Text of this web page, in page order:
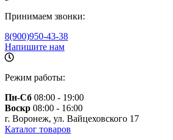
Принимаем звонки:
8(900)950-43-38
Напишите нам
Режим работы:
Пн-Сб 08:00 - 19:00
Воскр 08:00 - 16:00
г. Воронеж, ул. Вайцеховского 17
Каталог товаров